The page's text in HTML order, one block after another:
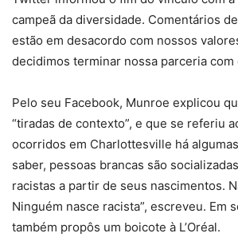
campeã da diversidade. Comentários
estão em desacordo com nossos
decidimos terminar nossa parceria com
Pelo seu Facebook, Munroe explicou
“tiradas de contexto”, e que se referiu
ocorridos em Charlottesville há
saber, pessoas brancas são
racistas a partir de seus nascimentos.
Ninguém nasce racista”, escreveu. Em
também propôs um boicote à L’Oréal.